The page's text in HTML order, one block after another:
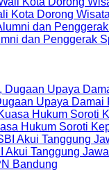
Kota Dorong
dan Penggerak
Upaya Damai
Hukum Soroti
Akui Tanggung